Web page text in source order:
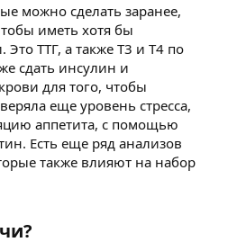
можно сделать заранее,
иметь хотя бы
Это ТТГ, а также Т3 и Т4 по
сдать инсулин и
для того, чтобы
еще уровень стресса,
аппетита, с помощью
Есть еще ряд анализов
также влияют на набор